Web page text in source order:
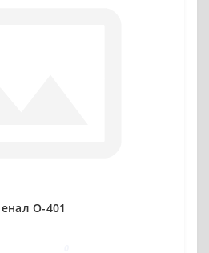
О-401